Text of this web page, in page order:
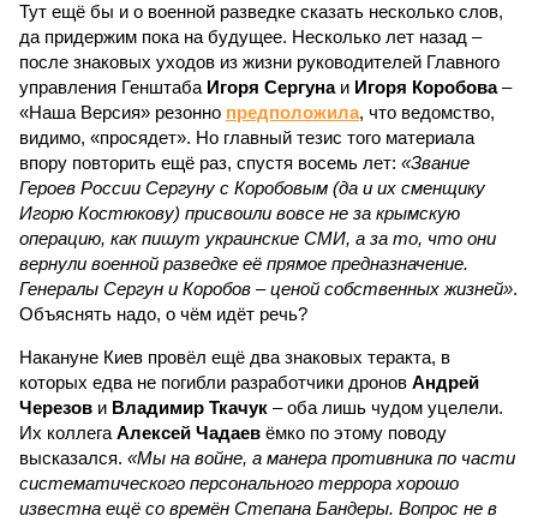
Тут ещё бы и о военной разведке сказать несколько слов,
да придержим пока на будущее. Несколько лет назад –
после знаковых уходов из жизни руководителей Главного
управления Генштаба Игоря Сергунаи Игоря Коробова–
«Наша Версия» резонно предположила, что ведомство,
видимо, «просядет». Но главный тезис того материала
впору повторить ещё раз, спустя восемь лет: «Звание
Героев России Сергуну с Коробовым (да и их сменщику
Игорю Костюкову) присвоили вовсе не за крымскую
операцию, как пишут украинские СМИ, а за то, что они
вернули военной разведке её прямое предназначение.
Генералы Сергун и Коробов – ценой собственных жизней».
Объяснять надо, о чём идёт речь?
Накануне Киев провёл ещё два знаковых теракта, в
которых едва не погибли разработчики дронов Андрей
Черезов и Владимир Ткачук – оба лишь чудом уцелели.
Их коллега Алексей Чадаев ёмко по этому поводу
высказался. «Мы на войне, а манера противника по части
систематического персонального террора хорошо
известна ещё со времён Степана Бандеры. Вопрос не в